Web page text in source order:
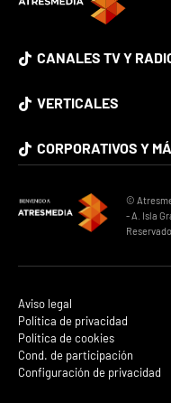
CANALES TV Y
VERTICALES
CORPORATIVOS Y
©
- A. Isla
Aviso legal
Política de privacidad
Política de cookies
Cond. de participación
Configuración de privacidad